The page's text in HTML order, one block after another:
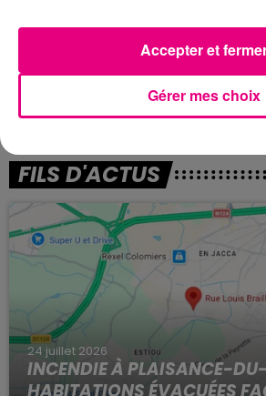
jusqu'à 20h. Les restaurants seniors
public jusqu'à 18h, sauf celui de
de Lafourguette (fermé).
FILS D'ACTUS
24 juillet 2026
INCENDIE À PLAISANCE-
Gérer mes choix
Accepter et